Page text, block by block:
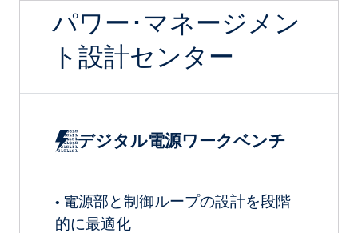
パワー･マネージメン
ト設計センター
デジタル電源ワークベンチ
• 電源部と制御ループの設計を段階
的に最適化